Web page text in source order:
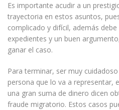
Es importante acudir a un
trayectoria en estos asuntos,
complicado y difícil, además
expedientes y un buen
ganar el caso.
Para terminar, ser muy
persona que lo va a representar,
una gran suma de dinero dicen
fraude migratorio. Estos casos